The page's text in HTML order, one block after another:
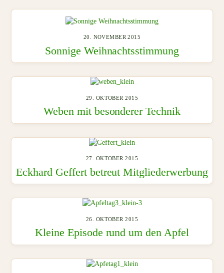
20. NOVEMBER 2015
Sonnige Weihnachtsstimmung
29. OKTOBER 2015
Weben mit besonderer Technik
27. OKTOBER 2015
Eckhard Geffert betreut Mitgliederwerbung
26. OKTOBER 2015
Kleine Episode rund um den Apfel